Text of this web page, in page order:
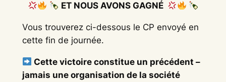
ET NOUS AVONS GAGNÉ
Vous trouverez ci-dessous le CP envoyé en
cette fin de journée.
Cette victoire constitue un précédent –
jamais une organisation de la société